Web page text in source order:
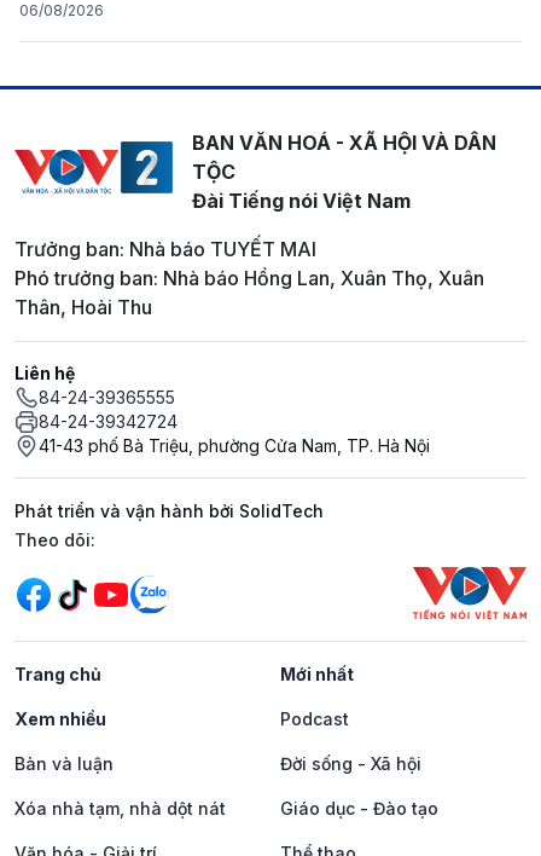
06/08/2026
BAN VĂN HOÁ - XÃ HỘI VÀ DÂN
TỘC
Đài Tiếng nói Việt Nam
Trưởng ban: Nhà báo TUYẾT MAI
Phó trưởng ban: Nhà báo Hồng Lan, Xuân Thọ, Xuân
Thân, Hoài Thu
Liên hệ
84-24-39365555
84-24-39342724
41-43 phố Bà Triệu, phường Cửa Nam, TP. Hà Nội
Phát triển và vận hành bởi SolidTech
Mạng xã hội
Theo dõi:
Trang chủ Mới nhất
Xem nhiều Podcast
Bàn và luận Đời sống - Xã hội
Xóa nhà tạm, nhà dột nát Giáo dục - Đào tạo